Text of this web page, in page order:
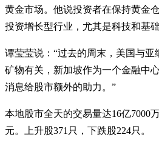
黄金市场。他说投资者在保持黄金
投资增长型行业，尤其是科技和基础
谭莹莹说：“过去的周末，美国与
矿物有关，新加坡作为一个金融中
消息给股市额外的助力。”
本地股市全天的交易量达16亿7000
元。上升股371只，下跌股224只。